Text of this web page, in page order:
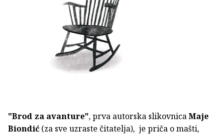
"Brod za avanture", prva autorska slikovnicaMaje
Biondić (za sve uzraste čitatelja), je priča o mašti,